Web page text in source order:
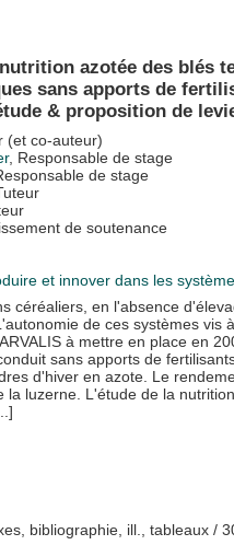
azotée des blés
sans apports de
& proposition de
(et co-auteur)
, Responsable de stage
de stage
de soutenance
et innover dans les
céréaliers, en l'absence
de ces systèmes vis
à mettre en place en
sans apports de
d'hiver en azote. Le
la luzerne. L'étude de la
bibliographie, ill., tableaux /